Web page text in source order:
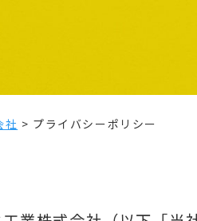
社 > プライバシーポリシー